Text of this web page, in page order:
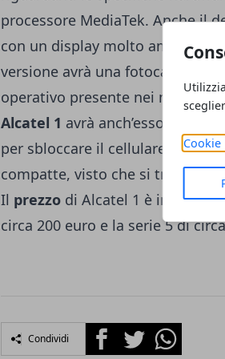
Cookie
processore MediaTek. Anche il
con un display molto ampio con
versione avrà una fotocamera
operativo presente nei modelli
Alcatel 1 avrà anch’esso uno
per sbloccare il cellulare. Le
compatte, visto che si tratta
Il prezzo di Alcatel 1 è infatti di
circa 200 euro e la serie 5 di
Condividi FacebookTwitterWhatsapp